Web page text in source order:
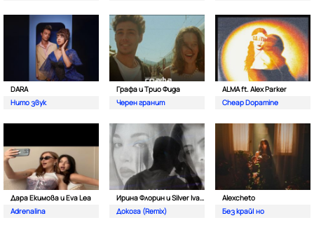
DARA
Нито звук
Графа и Трио Фида
Черен гранит
ALMA ft. Alex Parker
Cheap Dopamine
Дара Екимова и Eva Lea
Adrenalina
Ирина Флорин и Silver Ivanov
Докога (Remix)
Alexcheto
Без край| но